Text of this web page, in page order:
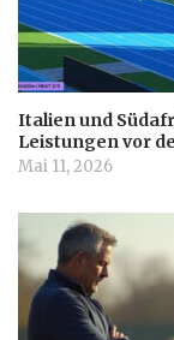
Italien und
Leistungen vor
Mai 11, 2026